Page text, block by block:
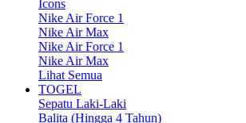
Icons
Nike Air Force 1
Nike Air Max
Nike Air Force 1
Nike Air Max
Lihat Semua
TOGEL
Sepatu Laki-Laki
Balita (Hingga 4 Tahun)